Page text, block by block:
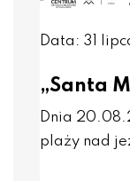
Data: 31
„Santa
Dnia
plaży nad